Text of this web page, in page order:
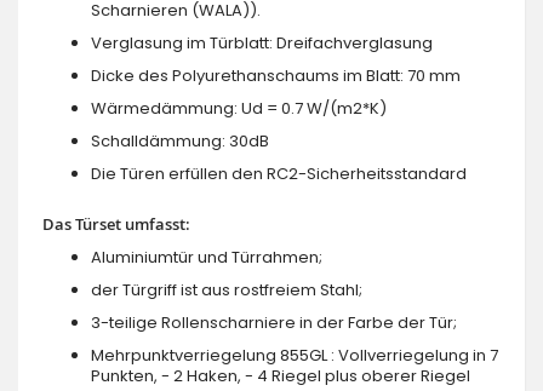
Scharnieren (WALA)).
Verglasung im Türblatt: Dreifachverglasung
Dicke des Polyurethanschaums im Blatt: 70 mm
Wärmedämmung: Ud = 0.7 W/(m2*K)
Schalldämmung: 30dB
Die Türen erfüllen den RC2-Sicherheitsstandard
Das Türset umfasst:
Aluminiumtür und Türrahmen;
der Türgriff ist aus rostfreiem Stahl;
3-teilige Rollenscharniere in der Farbe der Tür;
Mehrpunktverriegelung 855GL : Vollverriegelung in 7
Punkten, - 2 Haken, - 4 Riegel plus oberer Riegel